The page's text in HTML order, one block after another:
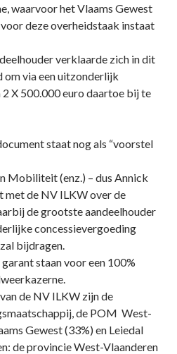
waarvoor het Vlaams Gewest
deze overheidstaak instaat
verklaarde zich in dit
via een uitzonderlijk
X 500.000 euro daartoe bij te
staat nog als “voorstel
Mobiliteit (enz.) – dus Annick
met de NV ILKW over de
de grootste aandeelhouder
concessievergoeding
bijdragen.
staan voor een 100%
de NV ILKW zijn de
de POM West-
Gewest (33%) en Leiedal
de provincie West-Vlaanderen